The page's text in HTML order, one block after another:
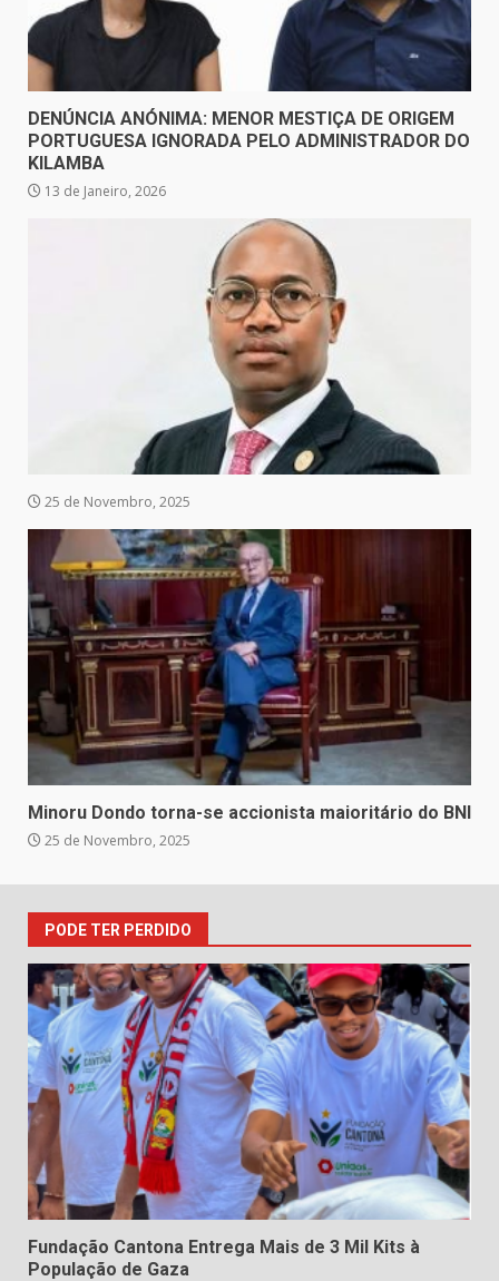
DENÚNCIA ANÓNIMA: MENOR MESTIÇA DE ORIGEM
PORTUGUESA IGNORADA PELO ADMINISTRADOR DO
KILAMBA
13 de Janeiro, 2026
25 de Novembro, 2025
Minoru Dondo torna-se accionista maioritário do BNI
25 de Novembro, 2025
PODE TER PERDIDO
Fundação Cantona Entrega Mais de 3 Mil Kits à
População de Gaza